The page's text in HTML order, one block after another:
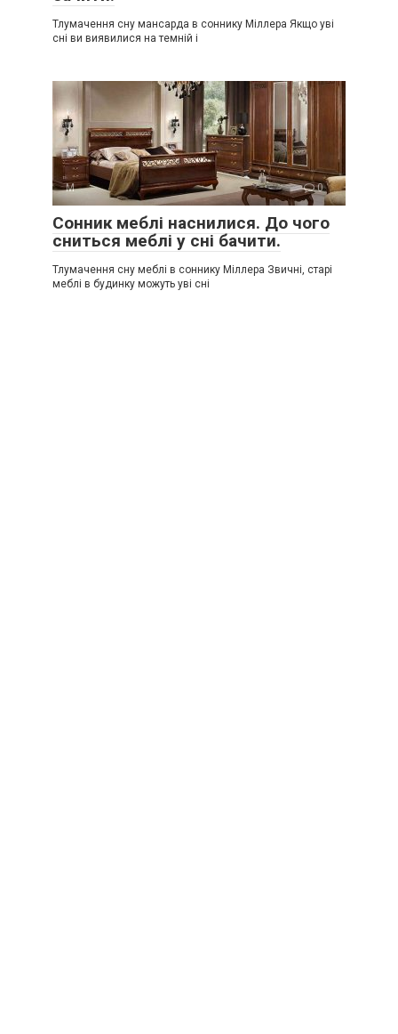
Тлумачення сну мансарда в соннику Міллера Якщо уві
сні ви виявилися на темній і
М 0
Сонник меблі наснилися. До чого
сниться меблі у сні бачити.
Тлумачення сну меблі в соннику Міллера Звичні, старі
меблі в будинку можуть уві сні